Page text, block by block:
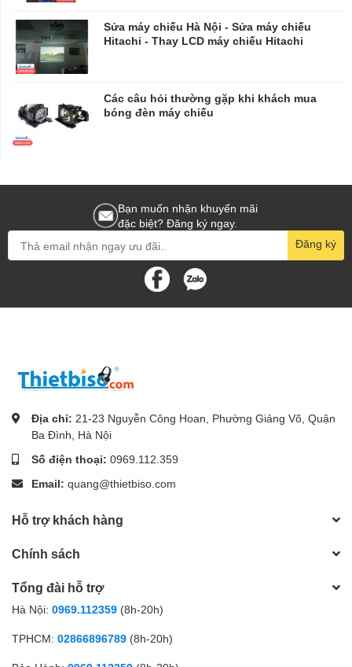
​​​​​​​Sửa máy chiếu Hà Nội - Sửa máy chiếu
Hitachi - Thay LCD máy chiếu Hitachi
Các câu hỏi thường gặp khi khách mua
bóng đèn máy chiếu
Bạn muốn nhận khuyến mãi
đặc biệt? Đăng ký ngay.
Đăng ký
Địa chỉ: 21-23 Nguyễn Công Hoan, Phường Giảng Võ, Quận
Ba Đình, Hà Nội
Số điện thoại: 0969.112.359
Email: quang@thietbiso.com
Hỗ trợ khách hàng
Chính sách
Tổng đài hỗ trợ
Hà Nội: 0969.112359 (8h-20h)
TPHCM: 02866896789 (8h-20h)